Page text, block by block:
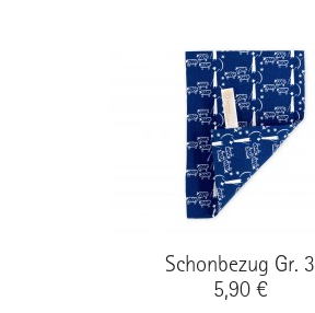
Schonbezug Gr. 3
Preis
5,90 €